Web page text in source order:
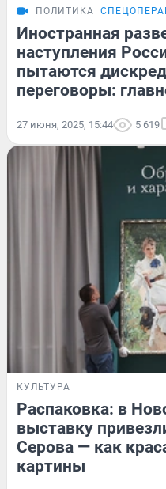
ПОЛИТИКА
Иностранная
наступления
пытаются
переговоры:
27 июня, 2025, 15:44 5 619
КУЛЬТУРА
Распаковка: в
выставку
Серова — как
картины